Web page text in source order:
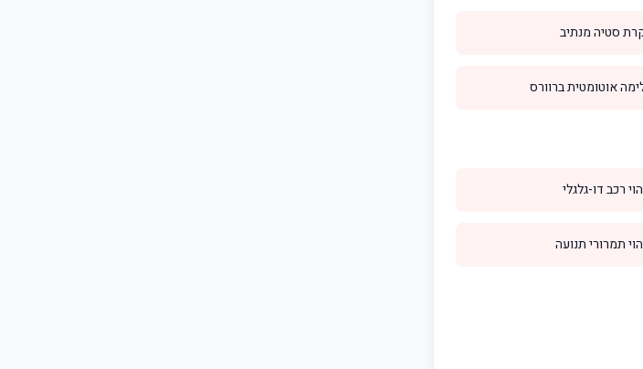
סטיה מנתיב
אוטומטית ברוורס
רכב דו-גלגלי
תמרורי תנועה